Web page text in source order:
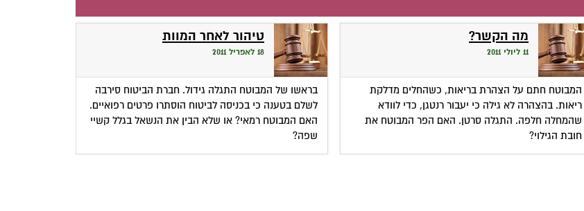
מה הקשר?
11 ליולי 2011
המבוטח חתם על הצהרת בריאות, כשהחלים מדלקת
ריאות. בהצהרה לא גילה כי יעבור רנטגן, כדי לוודא
שהמחלה חלפה. התגלה סרטן. האם הפר המבוטח את
חובת הגילוי?
טיהור לאחר המוות
18 לאפריל 2011
בראשו של המבוטח התגלה גידול. חברת הביטוח סירבה
לשלם בטענה כי בכניסה לביטוח הוסתרו פרטים רפואיים.
האם המבוטח רמאי? או שלא הבין את הנשאל בגלל קשיי
שפה?